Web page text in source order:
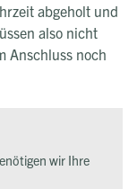
abgeholt und
also nicht
Anschluss noch
wir Ihre